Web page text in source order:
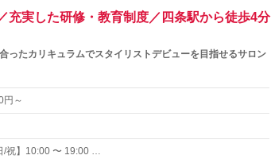
充実した研修・教育制度／四条駅から徒歩4分
ったカリキュラムでスタイリストデビューを目指せるサロン
円～
/祝】10:00 〜 19:00 …